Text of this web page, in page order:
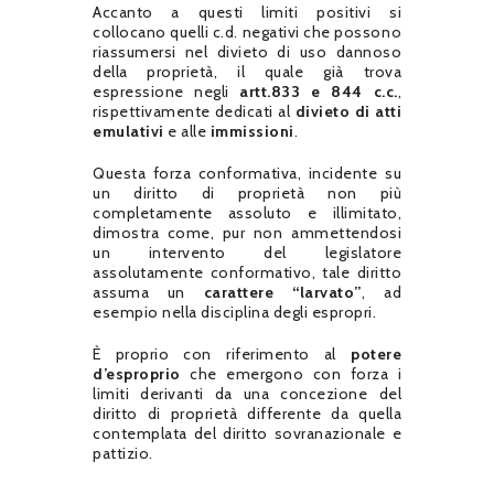
Accanto a questi limiti positivi si
collocano quelli c.d. negativi che possono
riassumersi nel divieto di uso dannoso
della proprietà, il quale già trova
espressione negli artt.833 e 844 c.c.,
rispettivamente dedicati al divieto di atti
emulativi e alle immissioni.
Questa forza conformativa, incidente su
un diritto di proprietà non più
completamente assoluto e illimitato,
dimostra come, pur non ammettendosi
un intervento del legislatore
assolutamente conformativo, tale diritto
assuma un carattere “larvato”, ad
esempio nella disciplina degli espropri.
È proprio con riferimento al potere
d’esproprio che emergono con forza i
limiti derivanti da una concezione del
diritto di proprietà differente da quella
contemplata del diritto sovranazionale e
pattizio.